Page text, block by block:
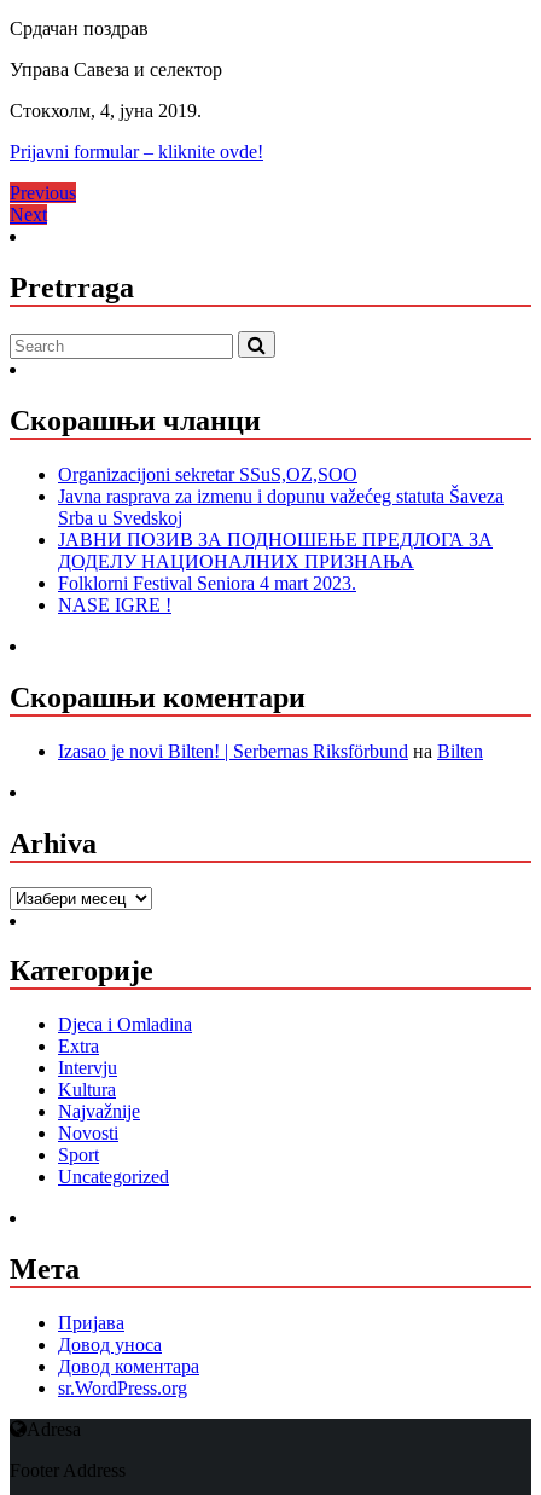
Срдачан поздрав
Управа Савеза и селектор
Стокхолм, 4, јуна 2019.
Prijavni formular – kliknite ovde!
Кретање
чланка
PreviousPrevious
NextNext
Pretrraga
Скорашњи чланци
Organizacijoni sekretar SSuS,OZ,SOO
Javna rasprava za izmenu i dopunu važećeg statuta Šaveza
Srba u Svedskoj
ЈАВНИ ПОЗИВ ЗА ПОДНОШЕЊЕ ПРЕДЛОГА ЗА
ДОДЕЛУ НАЦИОНАЛНИХ ПРИЗНАЊА
Folklorni Festival Seniora 4 mart 2023.
NASE IGRE !
Скорашњи коментари
Izasao je novi Bilten! | Serbernas Riksförbund на Bilten
Arhiva
Arhiva
Категорије
Djeca i Omladina
Extra
Intervju
Kultura
Najvažnije
Novosti
Sport
Uncategorized
Мета
Пријава
Довод уноса
Довод коментара
sr.WordPress.org
Adresa
Footer Address